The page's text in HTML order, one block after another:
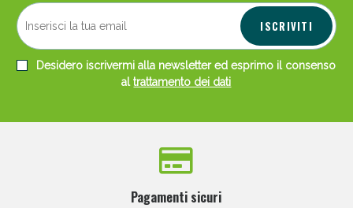
ISCRIVITI
Desidero iscrivermi alla newsletter ed esprimo il consenso
altrattamento dei dati
Pagamenti sicuri